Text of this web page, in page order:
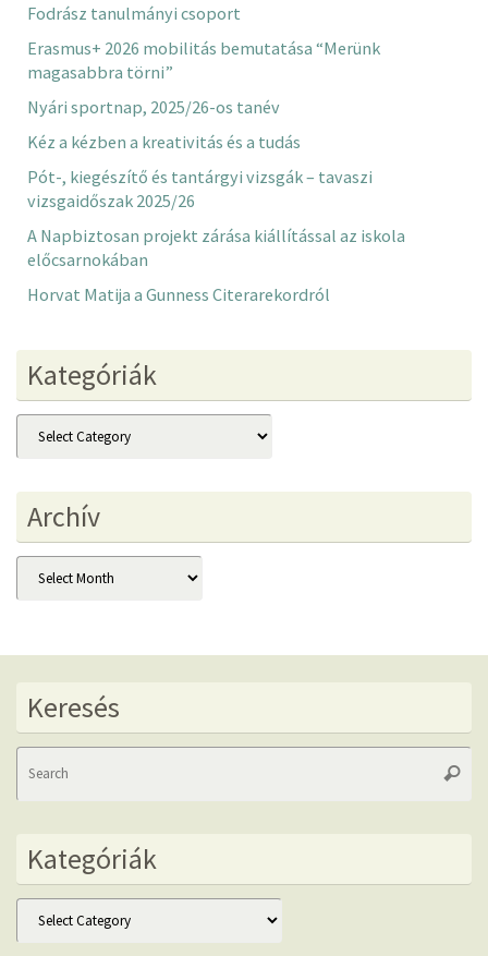
Fodrász tanulmányi csoport
Erasmus+ 2026 mobilitás bemutatása “Merünk
magasabbra törni”
Nyári sportnap, 2025/26-os tanév
Kéz a kézben a kreativitás és a tudás
Pót-, kiegészítő és tantárgyi vizsgák – tavaszi
vizsgaidőszak 2025/26
A Napbiztosan projekt zárása kiállítással az iskola
előcsarnokában
Horvat Matija a Gunness Citerarekordról
Kategóriák
Kategóriák
Archív
Archív
Keresés
Kategóriák
Kategóriák